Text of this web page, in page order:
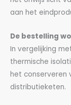
aan het
De bestelling
In vergelijking
thermische
het conserveren
distributieketen.